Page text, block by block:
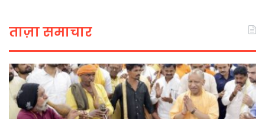
ताज़ा समाचार